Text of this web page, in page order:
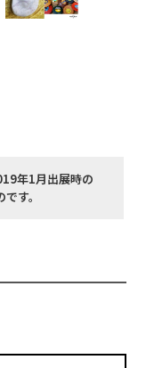
年1月出展時の
です。